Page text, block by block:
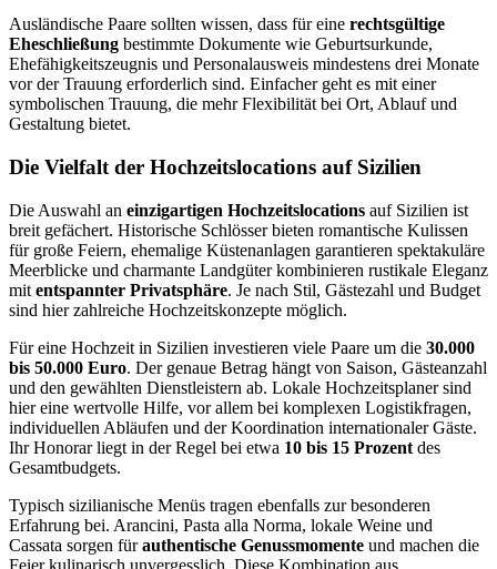
Ausländische Paare sollten wissen, dass für eine rechtsgültige
Eheschließung bestimmte Dokumente wie Geburtsurkunde,
Ehefähigkeitszeugnis und Personalausweis mindestens drei Monate
vor der Trauung erforderlich sind. Einfacher geht es mit einer
symbolischen Trauung, die mehr Flexibilität bei Ort, Ablauf und
Gestaltung bietet.
Die Vielfalt der Hochzeitslocations auf Sizilien
Die Auswahl an einzigartigen Hochzeitslocations auf Sizilien ist
breit gefächert. Historische Schlösser bieten romantische Kulissen
für große Feiern, ehemalige Küstenanlagen garantieren spektakuläre
Meerblicke und charmante Landgüter kombinieren rustikale Eleganz
mit entspannter Privatsphäre. Je nach Stil, Gästezahl und Budget
sind hier zahlreiche Hochzeitskonzepte möglich.
Für eine Hochzeit in Sizilien investieren viele Paare um die 30.000
bis 50.000 Euro. Der genaue Betrag hängt von Saison, Gästeanzahl
und den gewählten Dienstleistern ab. Lokale Hochzeitsplaner sind
hier eine wertvolle Hilfe, vor allem bei komplexen Logistikfragen,
individuellen Abläufen und der Koordination internationaler Gäste.
Ihr Honorar liegt in der Regel bei etwa 10 bis 15 Prozent des
Gesamtbudgets.
Typisch sizilianische Menüs tragen ebenfalls zur besonderen
Erfahrung bei. Arancini, Pasta alla Norma, lokale Weine und
Cassata sorgen fürauthentische Genussmomente und machen die
Feier kulinarisch unvergesslich. Diese Kombination aus